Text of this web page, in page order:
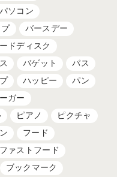
ソコン
バースデー
ドディスク
バゲット
パス
ハッピー
パン
ガー
ピアノ
ピクチャ
フード
ファストフード
ブックマーク